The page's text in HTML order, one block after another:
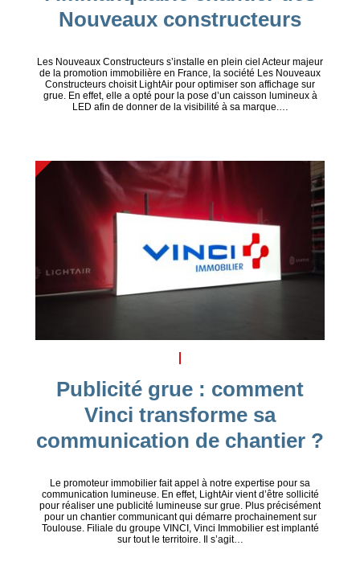
Nouveaux constructeurs
Les Nouveaux Constructeurs s’installe en plein ciel Acteur majeur
de la promotion immobilière en France, la société Les Nouveaux
Constructeurs choisit LightAir pour optimiser son affichage sur
grue. En effet, elle a opté pour la pose d’un caisson lumineux à
LED afin de donner de la visibilité à sa marque.…
Publicité grue : comment
Vinci transforme sa
communication de chantier ?
Le promoteur immobilier fait appel à notre expertise pour sa
communication lumineuse. En effet, LightAir vient d’être sollicité
pour réaliser une publicité lumineuse sur grue. Plus précisément
pour un chantier communicant qui démarre prochainement sur
Toulouse. Filiale du groupe VINCI, Vinci Immobilier est implanté
sur tout le territoire. Il s’agit…